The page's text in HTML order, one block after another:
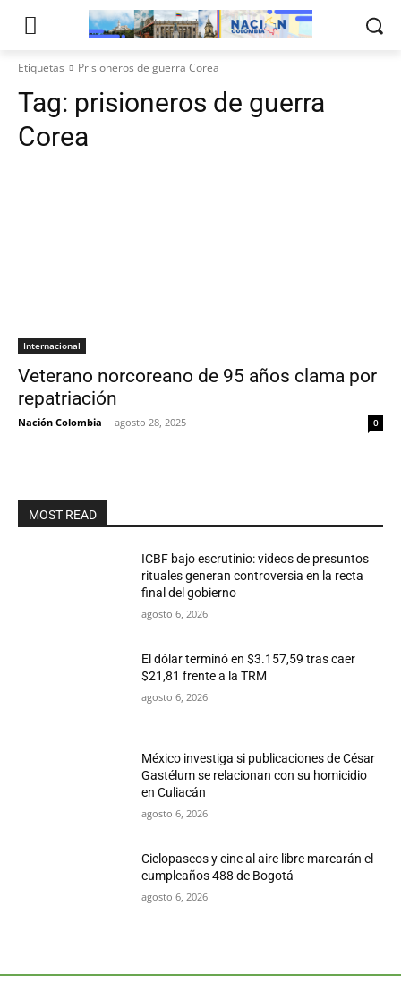
Etiquetas Prisioneros de guerra Corea
Tag: prisioneros de guerra
Corea
Internacional
Veterano norcoreano de 95 años clama por
repatriación
Nación Colombia - agosto 28, 2025 0
MOST READ
ICBF bajo escrutinio: videos de presuntos
rituales generan controversia en la recta
final del gobierno
agosto 6, 2026
El dólar terminó en $3.157,59 tras caer
$21,81 frente a la TRM
agosto 6, 2026
México investiga si publicaciones de César
Gastélum se relacionan con su homicidio
en Culiacán
agosto 6, 2026
Ciclopaseos y cine al aire libre marcarán el
cumpleaños 488 de Bogotá
agosto 6, 2026